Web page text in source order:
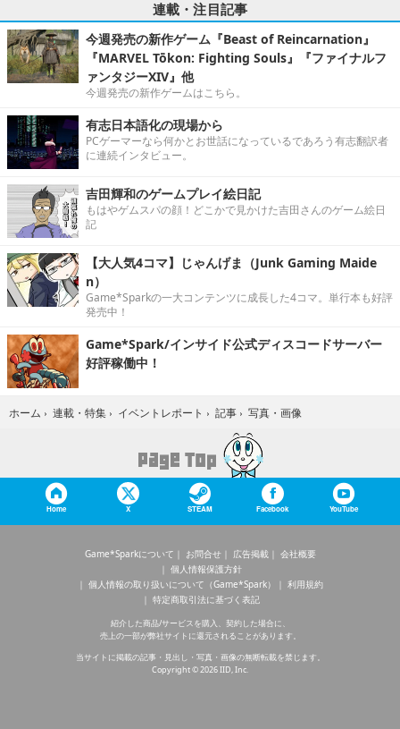
連載・注目記事
今週発売の新作ゲーム『Beast of Reincarnation』
『MARVEL Tōkon: Fighting Souls』『ファイナルフ
ァンタジーXIV』他
今週発売の新作ゲームはこちら。
有志日本語化の現場から
PCゲーマーなら何かとお世話になっているであろう有志翻訳者
に連続インタビュー。
吉田輝和のゲームプレイ絵日記
もはやゲムスパの顔！どこかで見かけた吉田さんのゲーム絵日
記
【大人気4コマ】じゃんげま（Junk Gaming Maide
n）
Game*Sparkの一大コンテンツに成長した4コマ。単行本も好評
発売中！
Game*Spark/インサイド公式ディスコードサーバー
好評稼働中！
ホーム › 連載・特集 › イベントレポート › 記事 › 写真・画像
Home X STEAM Facebook YouTube
Game*Sparkについて お問合せ 広告掲載
会社概要
個人情報保護方針
個人情報の取り扱いについて（Game*Spark）
利用規約
特定商取引法に基づく表記
紹介した商品/サービスを購入、契約した場合に、
売上の一部が弊社サイトに還元されることがあります。
当サイトに掲載の記事・見出し・写真・画像の無断転載を禁じます。
Copyright © 2026 IID, Inc.